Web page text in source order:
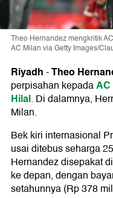
Theo Hernandez mengkritik
AC Milan via Getty Images/
Riyadh-Theo
perpisahan kepadaAC
Hilal. Di dalamnya,
Milan.
Bek kiri internasional
usai ditebus seharga
Hernandez disepakat
ke depan, dengan
setahunnya (Rp 378